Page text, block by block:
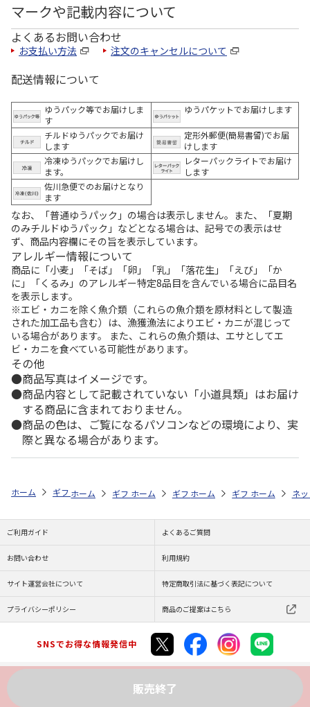
マークや記載内容について
よくあるお問い合わせ
お支払い方法 注文のキャンセルについて
配送情報について
ゆうパック等でお届けしま
す
ゆうパケットでお届けします
チルドゆうパックでお届け
します
定形外郵便(簡易書留)でお届
けします
冷凍ゆうパックでお届けし
ます。
レターパックライトでお届け
します
佐川急便でのお届けとなり
ます
なお、「普通ゆうパック」の場合は表示しません。また、「夏期
のみチルドゆうパック」などとなる場合は、記号での表示はせ
ず、商品内容欄にその旨を表示しています。
アレルギー情報について
商品に「小麦」「そば」「卵」「乳」「落花生」「えび」「か
に」「くるみ」のアレルギー特定8品目を含んでいる場合に品目名
を表示します。
※エビ・カニを除く魚介類（これらの魚介類を原材料として製造
された加工品も含む）は、漁獲漁法によりエビ・カニが混じって
いる場合があります。 また、これらの魚介類は、エサとしてエ
ビ・カニを食べている可能性があります。
その他
商品写真はイメージです。
商品内容として記載されていない「小道具類」はお届け
する商品に含まれておりません。
商品の色は、ご覧になるパソコンなどの環境により、実
際と異なる場合があります。
販売終了
ホーム ギフトストア お中元・夏ギフト特集 2026 お菓子・スイーツ
ホーム ギフトストア お中元・夏ギフト特集 2026
ホーム ギフトストア お中元・夏ギフト
ホーム ギフトストア お
ホーム ネ
ご利用ガイド よくあるご質問
お問い合わせ 利用規約
サイト運営会社について 特定商取引法に基づく表記について
プライバシーポリシー 商品のご提案はこちら
SNSでお得な情報発信中